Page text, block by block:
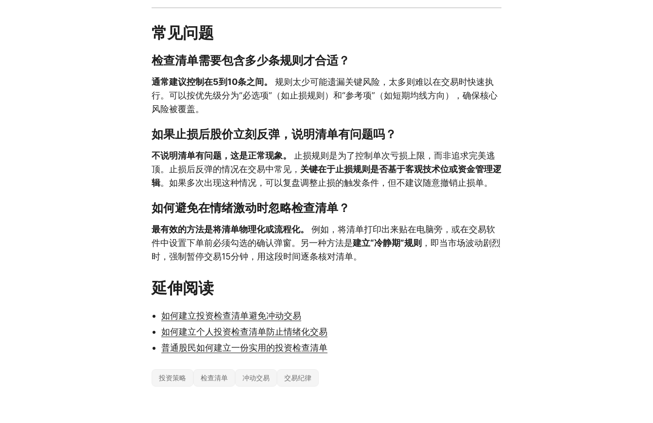
常见问题
检查清单需要包含多少条规则才合适？
通常建议控制在5到10条之间。
规则太少可能遗漏关键风险，太多则难以在交易时快速执
行。可以按优先级分为“必选项”（如止损规则）和“参考项”（如短期均线方向），确保核心
风险被覆盖。
如果止损后股价立刻反弹，说明清单有问题吗？
不说明清单有问题，这是正常现象。
止损规则是为了控制单次亏损上限，而非追求完美逃
顶。止损后反弹的情况在交易中常见， 关键在于止损规则是否基于客观技术位或资金管理逻
辑。如果多次出现这种情况，可以复盘调整止损的触发条件，但不建议随意撤销止损单。
如何避免在情绪激动时忽略检查清单？
最有效的方法是将清单物理化或流程化。
例如，将清单打印出来贴在电脑旁，或在交易软
件中设置下单前必须勾选的确认弹窗。另一种方法是建立“冷静期”规则 ，即当市场波动剧烈
时，强制暂停交易15分钟，用这段时间逐条核对清单。
延伸阅读
如何建立投资检查清单避免冲动交易
如何建立个人投资检查清单防止情绪化交易
普通股民如何建立一份实用的投资检查清单
投资策略 检查清单 冲动交易 交易纪律